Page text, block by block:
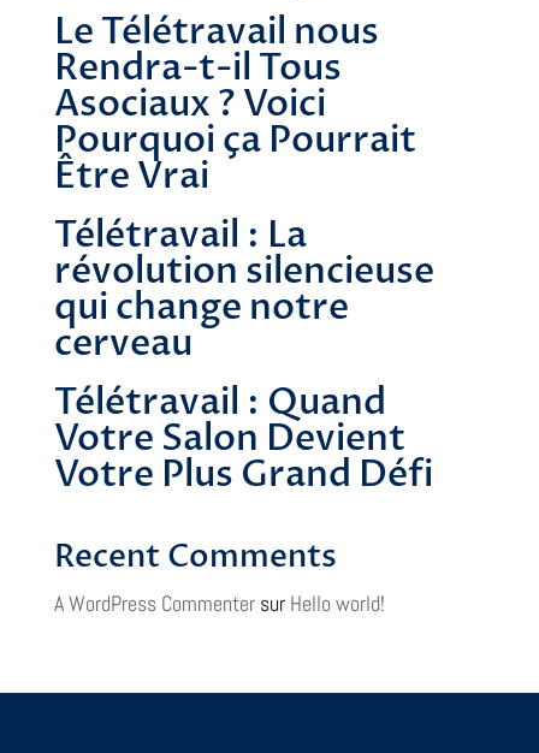
Le Télétravail nous
Rendra-t-il Tous
Asociaux ? Voici
Pourquoi ça Pourrait
Être Vrai
Télétravail : La
révolution silencieuse
qui change notre
cerveau
Télétravail : Quand
Votre Salon Devient
Votre Plus Grand Défi
Recent Comments
A WordPress Commentersur Hello world!